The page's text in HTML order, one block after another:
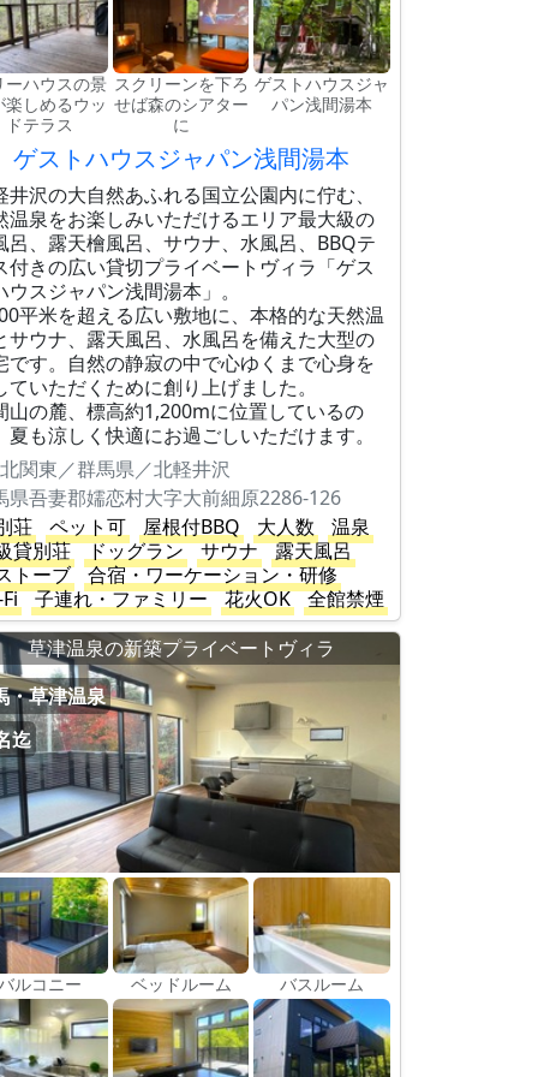
ーハウスの景
楽しめるウッ
ドテラス
スクリーンを下ろ
せば森のシアター
に
ゲストハウスジャ
パン浅間湯本
ゲストハウスジャパン浅間湯本
井沢の大自然あふれる国立公園内に佇む、
温泉をお楽しみいただけるエリア最大級の
呂、露天檜風呂、サウナ、水風呂、BBQテ
付きの広い貸切プライベートヴィラ「ゲス
ウスジャパン浅間湯本」。
平米を超える広い敷地に、本格的な天然温
サウナ、露天風呂、水風呂を備えた大型の
です。自然の静寂の中で心ゆくまで心身を
ていただくために創り上げました。
山の麓、標高約1,200mに位置しているの
夏も涼しく快適にお過ごしいただけます。
関東／群馬県／北軽井沢
県吾妻郡嬬恋村大字大前細原2286-126
荘
ペット可 屋根付BBQ 大人数
温泉
貸別荘
ドッグラン サウナ
露天風呂
トーブ
合宿・ワーケーション・研修
子連れ・ファミリー 花火OK
全館禁煙
草津温泉の新築プライベートヴィラ
・草津温泉
迄
ルコニー ベッドルーム バスルーム